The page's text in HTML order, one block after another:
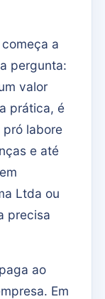
a
pergunta:
valor
prática, é
pró labore
e até
Ltda ou
precisa
ao
Em